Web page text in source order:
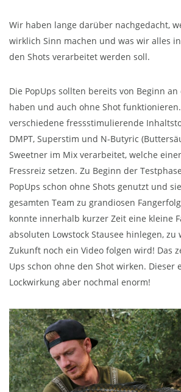
Wir haben lange darüber nachgedacht,
wirklich Sinn machen und was wir alles
den Shots verarbeitet werden soll.
Die PopUps sollten bereits von Beginn
haben und auch ohne Shot
verschiedene fressstimulierende
DMPT, Superstim und N-Butyric
Sweetner im Mix verarbeitet, welche
Fressreiz setzen. Zu Beginn der
PopUps schon ohne Shots genutzt und
gesamten Team zu grandiosen
konnte innerhalb kurzer Zeit eine kleine
absoluten Lowstock Stausee hinlegen,
Zukunft noch ein Video folgen wird! Das
Ups schon ohne den Shot wirken. Dieser
Lockwirkung aber nochmal enorm!